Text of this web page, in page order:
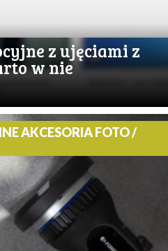
z ujęciami z
w nie
AKCESORIA FOTO /